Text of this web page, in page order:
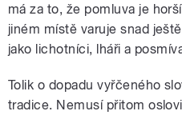
má za to, že pomluva je
jiném místě varuje snad
jako lichotníci, lháři a
Tolik o dopadu vyřčeného
tradice. Nemusí přitom